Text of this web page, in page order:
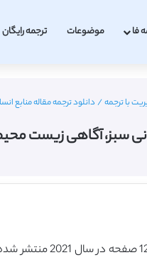
فا موضوعات ترجمه رایگان
با ترجمه/ دانلود ترجمه مقاله منابع انسانی
آگاهی زیست محیطی و